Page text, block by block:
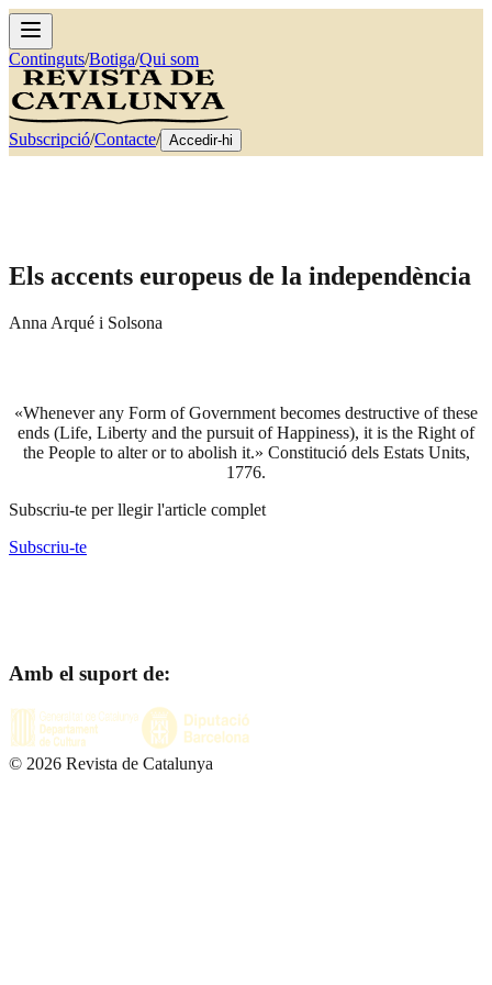
Continguts/Botiga/Qui som
Subscripció/Contacte/ Accedir-hi
Els accents europeus de la independència
Anna Arqué i Solsona
«Whenever any Form of Government becomes destructive of these
ends (Life, Liberty and the pursuit of Happiness), it is the Right of
the People to alter or to abolish it.» Constitució dels Estats Units,
1776.
Subscriu-te per llegir l'article complet
Subscriu-te
Amb el suport de:
© 2026 Revista de Catalunya